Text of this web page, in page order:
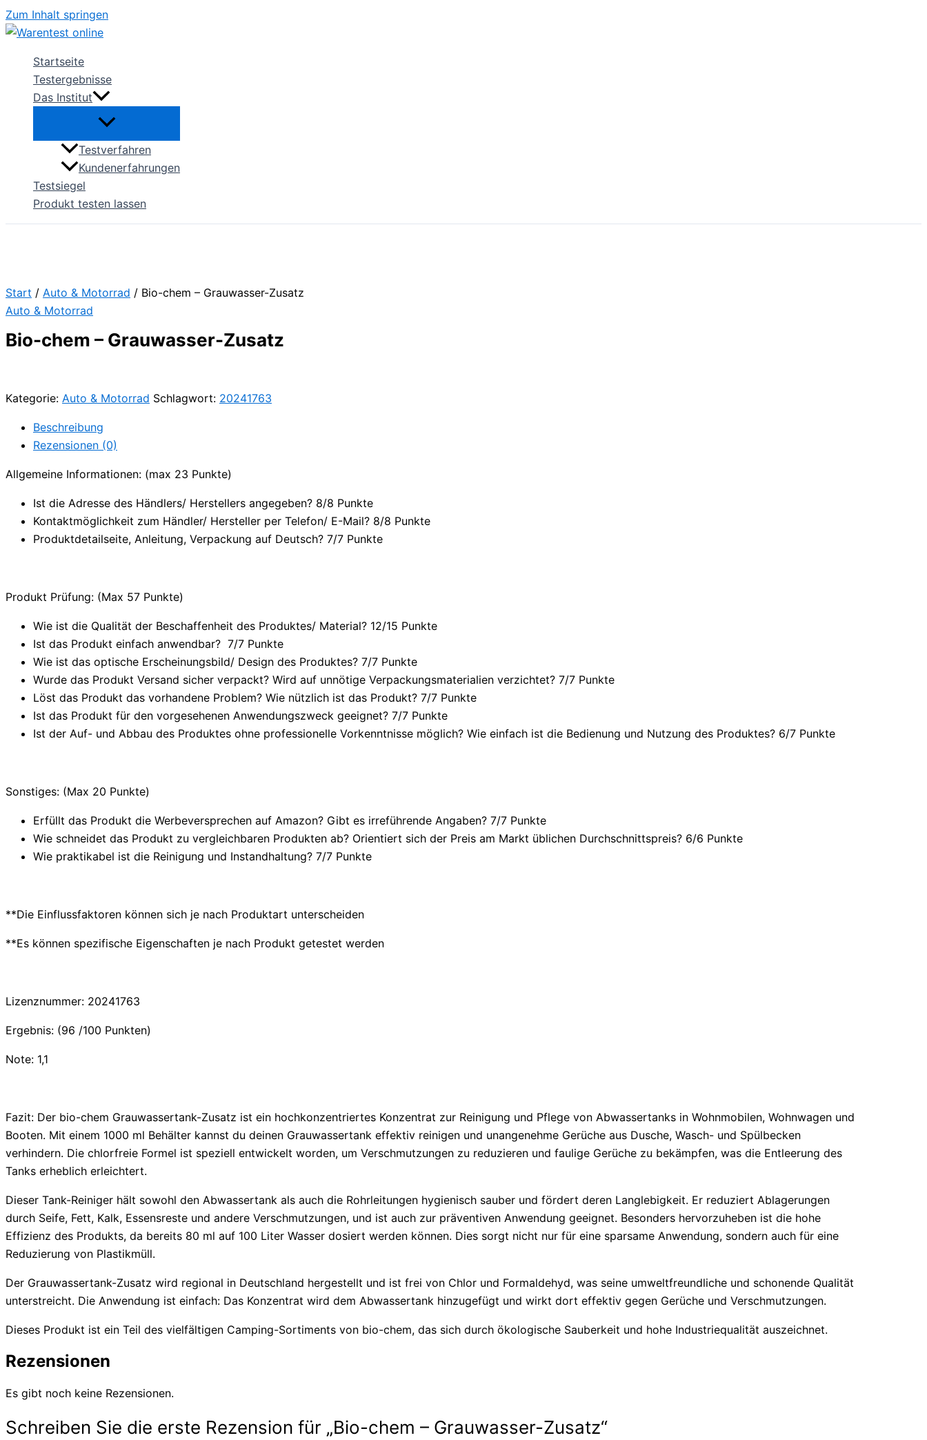
Zum Inhalt springen
Startseite
Testergebnisse
Das Institut
Testverfahren
Kundenerfahrungen
Testsiegel
Produkt testen lassen
Start / Auto & Motorrad / Bio-chem – Grauwasser-Zusatz
Auto & Motorrad
Bio-chem – Grauwasser-Zusatz
Kategorie: Auto & Motorrad Schlagwort: 20241763
Beschreibung
Rezensionen (0)
Allgemeine Informationen: (max 23 Punkte)
Ist die Adresse des Händlers/ Herstellers angegeben? 8/8 Punkte
Kontaktmöglichkeit zum Händler/ Hersteller per Telefon/ E-Mail? 8/8 Punkte
Produktdetailseite, Anleitung, Verpackung auf Deutsch? 7/7 Punkte
Produkt Prüfung: (Max 57 Punkte)
Wie ist die Qualität der Beschaffenheit des Produktes/ Material? 12/15 Punkte
Ist das Produkt einfach anwendbar? 7/7 Punkte
Wie ist das optische Erscheinungsbild/ Design des Produktes? 7/7 Punkte
Wurde das Produkt Versand sicher verpackt? Wird auf unnötige Verpackungsmaterialien verzichtet? 7/7 Punkte
Löst das Produkt das vorhandene Problem? Wie nützlich ist das Produkt? 7/7 Punkte
Ist das Produkt für den vorgesehenen Anwendungszweck geeignet? 7/7 Punkte
Ist der Auf- und Abbau des Produktes ohne professionelle Vorkenntnisse möglich? Wie einfach ist die Bedienung und Nutzung des Produktes? 6/7 Punkte
Sonstiges: (Max 20 Punkte)
Erfüllt das Produkt die Werbeversprechen auf Amazon? Gibt es irreführende Angaben? 7/7 Punkte
Wie schneidet das Produkt zu vergleichbaren Produkten ab? Orientiert sich der Preis am Markt üblichen Durchschnittspreis? 6/6 Punkte
Wie praktikabel ist die Reinigung und Instandhaltung? 7/7 Punkte
**Die Einflussfaktoren können sich je nach Produktart unterscheiden
**Es können spezifische Eigenschaften je nach Produkt getestet werden
Lizenznummer: 20241763
Ergebnis: (96 /100 Punkten)
Note: 1,1
Fazit: Der bio-chem Grauwassertank-Zusatz ist ein hochkonzentriertes Konzentrat zur Reinigung und Pflege von Abwassertanks in Wohnmobilen, Wohnwagen und
Booten. Mit einem 1000 ml Behälter kannst du deinen Grauwassertank effektiv reinigen und unangenehme Gerüche aus Dusche, Wasch- und Spülbecken
verhindern. Die chlorfreie Formel ist speziell entwickelt worden, um Verschmutzungen zu reduzieren und faulige Gerüche zu bekämpfen, was die Entleerung des
Tanks erheblich erleichtert.
Dieser Tank-Reiniger hält sowohl den Abwassertank als auch die Rohrleitungen hygienisch sauber und fördert deren Langlebigkeit. Er reduziert Ablagerungen
durch Seife, Fett, Kalk, Essensreste und andere Verschmutzungen, und ist auch zur präventiven Anwendung geeignet. Besonders hervorzuheben ist die hohe
Effizienz des Produkts, da bereits 80 ml auf 100 Liter Wasser dosiert werden können. Dies sorgt nicht nur für eine sparsame Anwendung, sondern auch für eine
Reduzierung von Plastikmüll.
Der Grauwassertank-Zusatz wird regional in Deutschland hergestellt und ist frei von Chlor und Formaldehyd, was seine umweltfreundliche und schonende Qualität
unterstreicht. Die Anwendung ist einfach: Das Konzentrat wird dem Abwassertank hinzugefügt und wirkt dort effektiv gegen Gerüche und Verschmutzungen.
Dieses Produkt ist ein Teil des vielfältigen Camping-Sortiments von bio-chem, das sich durch ökologische Sauberkeit und hohe Industriequalität auszeichnet.
Rezensionen
Es gibt noch keine Rezensionen.
Schreiben Sie die erste Rezension für „Bio-chem – Grauwasser-Zusatz“